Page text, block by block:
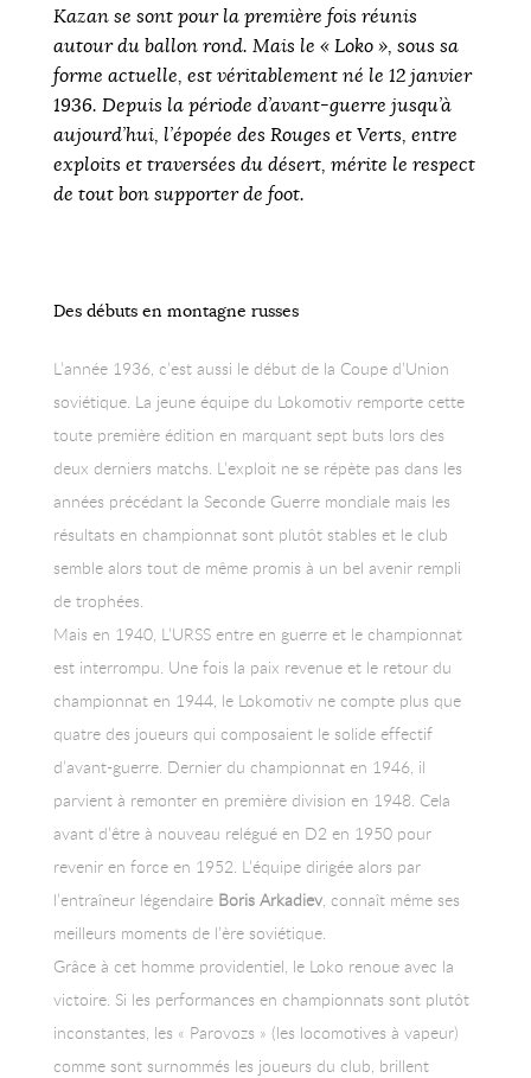
Kazan se sont pour la première fois réunis
autour du ballon rond. Mais le « Loko », sous sa
forme actuelle, est véritablement né le 12 janvier
1936. Depuis la période d’avant-guerre jusqu’à
aujourd’hui, l’épopée des Rouges et Verts, entre
exploits et traversées du désert, mérite le respect
de tout bon supporter de foot.
Des débuts en montagne russes
L’année 1936, c’est aussi le début de la Coupe d’Union
soviétique. La jeune équipe du Lokomotiv remporte cette
toute première édition en marquant sept buts lors des
deux derniers matchs. L’exploit ne se répète pas dans les
années précédant la Seconde Guerre mondiale mais les
résultats en championnat sont plutôt stables et le club
semble alors tout de même promis à un bel avenir rempli
de trophées.
Mais en 1940, L’URSS entre en guerre et le championnat
est interrompu. Une fois la paix revenue et le retour du
championnat en 1944, le Lokomotiv ne compte plus que
quatre des joueurs qui composaient le solide effectif
d’avant-guerre. Dernier du championnat en 1946, il
parvient à remonter en première division en 1948. Cela
avant d’être à nouveau relégué en D2 en 1950 pour
revenir en force en 1952. L’équipe dirigée alors par
l’entraîneur légendaire Boris Arkadiev, connaît même ses
meilleurs moments de l’ère soviétique.
Grâce à cet homme providentiel, le Loko renoue avec la
victoire. Si les performances en championnats sont plutôt
inconstantes, les « Parovozs » (les locomotives à vapeur)
comme sont surnommés les joueurs du club, brillent